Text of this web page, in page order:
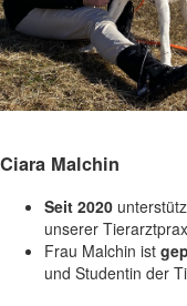
Ciara Malchin
Seit 2020
unserer
Frau Malchin ist
und Studentin der